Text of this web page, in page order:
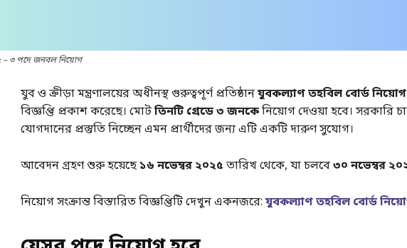
– ৩ পদে জনবল নিয়োগ
যুব ও ক্রীড়া মন্ত্রণালয়ের অধীনস্থ গুরুত্বপূর্ণ প্রতিষ্ঠানযুবকল্যাণ তহবিল বোর্ড
বিজ্ঞপ্তি প্রকাশ করেছে। মোটতিনটি গ্রেডে ৩ জনকেনিয়োগ দেওয়া হবে। সরকারি
যোগদানের প্রস্তুতি নিচ্ছেন এমন প্রার্থীদের জন্য এটি একটি দারুণ সুযোগ।
আবেদন গ্রহণ শুরু হয়েছে১৬ নভেম্বর ২০২৫ তারিখ থেকে, যা চলবে৩০ নভেম্বর
নিয়োগ সংক্রান্ত বিস্তারিত বিজ্ঞপ্তিটি দেখুন একনজরে: যুবকল্যাণ তহবিল বোর্ড